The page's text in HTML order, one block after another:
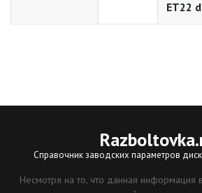
ET22
Razboltovka
Справочник заводских параметров
Несмотря на то, что данная информация